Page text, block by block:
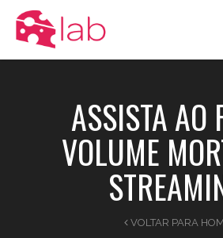
ASSISTA AO
VOLUME
VOLTAR PARA